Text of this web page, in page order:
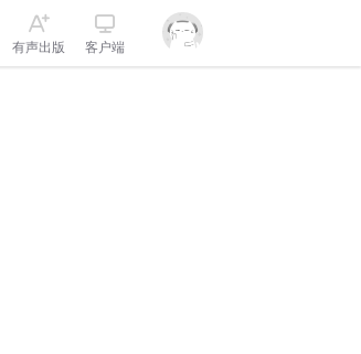
有声出版 客户端